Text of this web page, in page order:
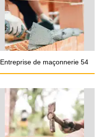
Entreprise de maçonnerie 54